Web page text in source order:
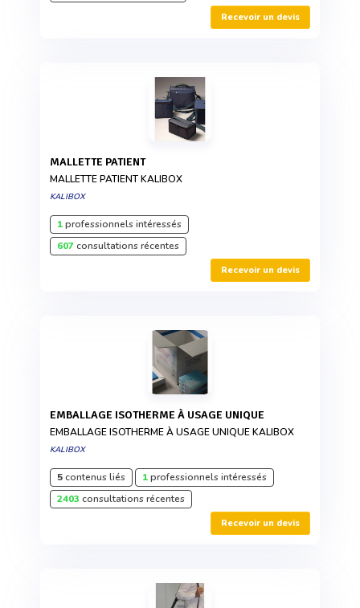
Recevoir un devis
MALLETTE PATIENT
MALLETTE PATIENT KALIBOX
KALIBOX
1professionnels intéressés
607consultations récentes
Recevoir un devis
EMBALLAGE ISOTHERME À USAGE UNIQUE
EMBALLAGE ISOTHERME À USAGE UNIQUE KALIBOX
KALIBOX
5contenus liés 1professionnels intéressés
2403 consultations récentes
Recevoir un devis